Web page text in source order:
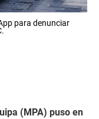
para denunciar
(MPA) puso en